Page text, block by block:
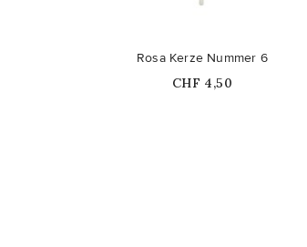
Nicht auf Lager
Rosa Kerze Nummer 6
Price
CHF 4,50